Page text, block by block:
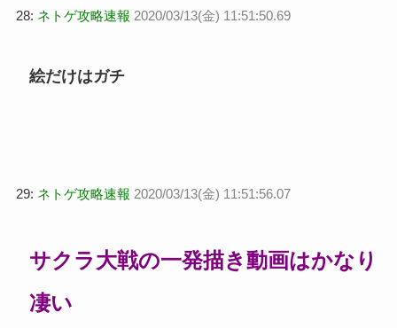
28: ネトゲ攻略速報 2020/03/13(金) 11:51:50.69
絵だけはガチ
29: ネトゲ攻略速報 2020/03/13(金) 11:51:56.07
サクラ大戦の一発描き動画はかなり
凄い